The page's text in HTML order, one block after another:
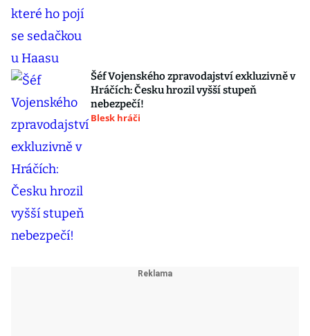
Šéf Vojenského zpravodajství exkluzivně v
Hráčích: Česku hrozil vyšší stupeň
nebezpečí!
Blesk hráči